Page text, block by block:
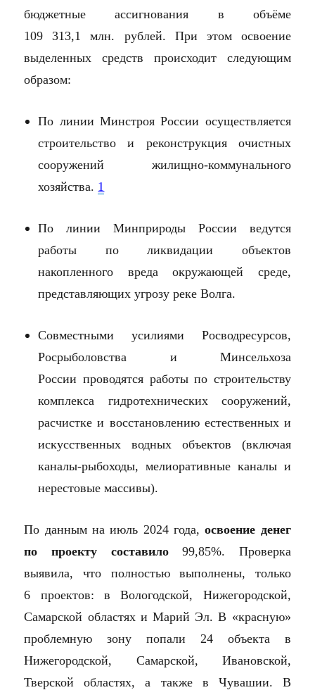
бюджетные ассигнования в объёме
109 313,1 млн. рублей. При этомосвоение
выделенных средств происходит следующим
образом:
По линии Минстроя России осуществляется
строительство и реконструкция очистных
сооружений жилищно-коммунального
хозяйства. 1
По линии Минприроды России ведутся
работы по ликвидации объектов
накопленного вреда окружающей среде,
представляющих угрозу реке Волга.
Совместными усилиями Росводресурсов,
Росрыболовства и Минсельхоза
России проводятся работы по строительству
комплекса гидротехнических сооружений,
расчистке и восстановлению естественных и
искусственных водных объектов (включая
каналы-рыбоходы, мелиоративные каналы и
нерестовые массивы).
По данным на июль 2024 года,освоение денег
по проекту составило99,85%. Проверка
выявила, что полностью выполнены, только
6 проектов: в Вологодской, Нижегородской,
Самарской областях и Марий Эл. В «красную»
проблемную зону попали 24 объекта в
Нижегородской, Самарской, Ивановской,
Тверской областях, а также в Чувашии. В